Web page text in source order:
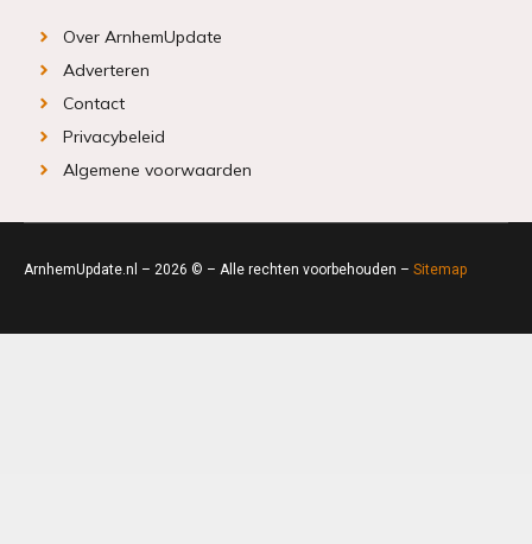
Over ArnhemUpdate
Adverteren
Contact
Privacybeleid
Algemene voorwaarden
ArnhemUpdate.nl – 2026 © – Alle rechten voorbehouden – Sitemap